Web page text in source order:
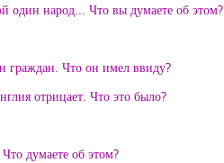
один народ... Что вы думаете об этом?
граждан. Что он имел ввиду?
отрицает. Что это было?
думаете об этом?